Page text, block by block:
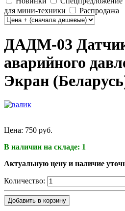
для мини-техники
Распродажа
ДАДМ-03
аварийного
Экран
Цена: 750 руб.
В наличии на складе: 1
Актуальную цену и наличие
Количество:
Добавить в корзину